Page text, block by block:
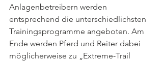
Anlagenbetreibern werden
entsprechend die unterschiedlichsten
Trainingsprogramme angeboten. Am
Ende werden Pferd und Reiter dabei
möglicherweise zu „Extreme-Trail